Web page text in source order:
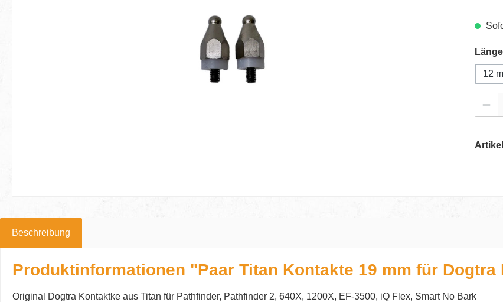
12
Beschreibung
Produktinformationen "Paar Titan Kontakte 19 mm für Dogtra
Original Dogtra Kontaktke aus Titan für Pathfinder, Pathfinder 2, 640X, 1200X, EF-3500, iQ Flex, Smart No Bark